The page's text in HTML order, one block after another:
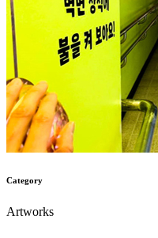
Category
Artworks